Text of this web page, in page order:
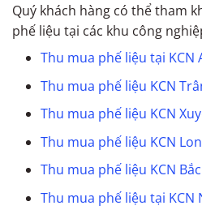
Quý khách hàng có thể tham
phế liệu tại các khu công
Thu mua phế liệu tại KCN
Thu mua phế liệu KCN
Thu mua phế liệu KCN
Thu mua phế liệu KCN
Thu mua phế liệu KCN
Thu mua phế liệu tại KCN